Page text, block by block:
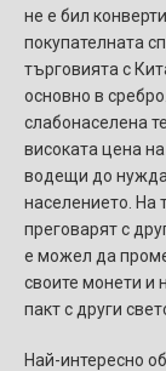
не е бил
покупателната
търговията с
основно в
слабонаселена
високата цена
водещи до
населението. На
преговарят с
е можел да
своите монети и
пакт с други
Най-интересно